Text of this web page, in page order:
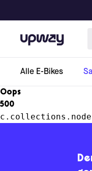
Upway
Alle E-Bikes
Oops
500